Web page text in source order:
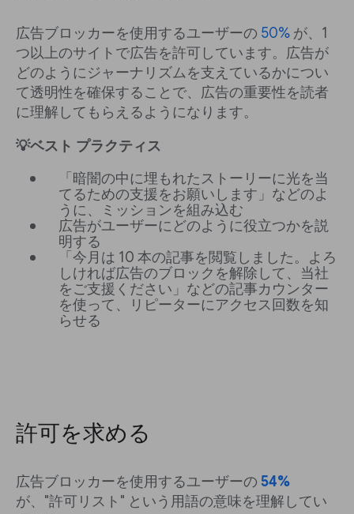
広告ブロッカーを使用するユーザーの 50% が、1
つ以上のサイトで広告を許可しています。広告が
どのようにジャーナリズムを支えているかについ
て透明性を確保することで、広告の重要性を読者
に理解してもらえるようになります。
💡ベスト プラクティス
「暗闇の中に埋もれたストーリーに光を当
てるための支援をお願いします」などのよ
うに、ミッションを組み込む
広告がユーザーにどのように役立つかを説
明する
「今月は 10 本の記事を閲覧しました。よろ
しければ広告のブロックを解除して、当社
をご支援ください」などの記事カウンター
を使って、リピーターにアクセス回数を知
らせる
許可を求める
広告ブロッカーを使用するユーザーの 54%
が、"許可リスト" という用語の意味を理解してい